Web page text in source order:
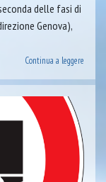
delle fasi di
Genova),
Continua a leggere